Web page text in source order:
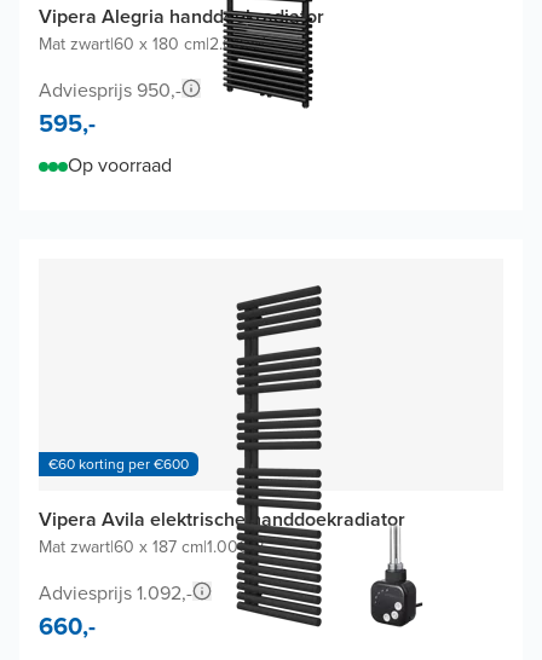
Vipera Alegria handdoekradiator
Mat zwart|60 x 180 cm|2.010W
Adviesprijs 950,-
595,-
Op voorraad
€60 korting per €600
Vipera Avila elektrische handdoekradiator
Mat zwart|60 x 187 cm|1.000W
Adviesprijs 1.092,-
660,-